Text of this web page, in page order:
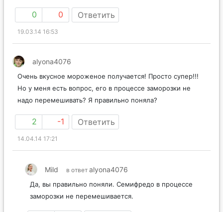
0 0 Ответить
19.03.14 16:53
alyona4076
Очень вкусное мороженое получается! Просто супер!!!
Но у меня есть вопрос, его в процессе заморозки не
надо перемешивать? Я правильно поняла?
2 -1 Ответить
14.04.14 17:21
Mild в ответ alyona4076
Да, вы правильно поняли. Семифредо в процессе
заморозки не перемешивается.